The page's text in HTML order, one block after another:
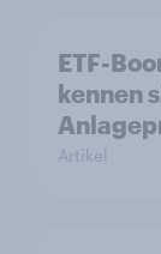
ETF-
kennen
Artikel